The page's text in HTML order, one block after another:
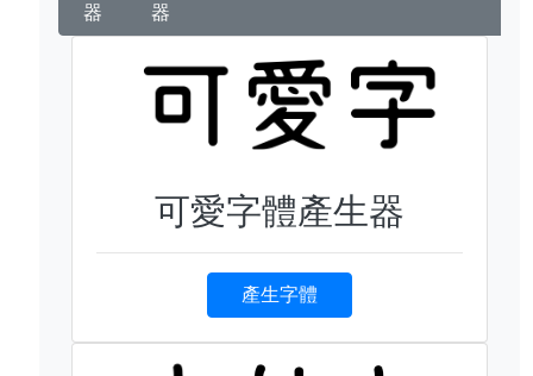
器
器
可愛字體產生器
產生字體